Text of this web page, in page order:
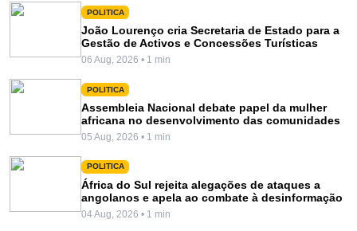
POLITICA
João Lourenço cria Secretaria de Estado para a
Gestão de Activos e Concessões Turísticas
06 Aug, 2026 • 1 min
POLITICA
Assembleia Nacional debate papel da mulher
africana no desenvolvimento das comunidades
05 Aug, 2026 • 1 min
POLITICA
África do Sul rejeita alegações de ataques a
angolanos e apela ao combate à desinformação
04 Aug, 2026 • 1 min